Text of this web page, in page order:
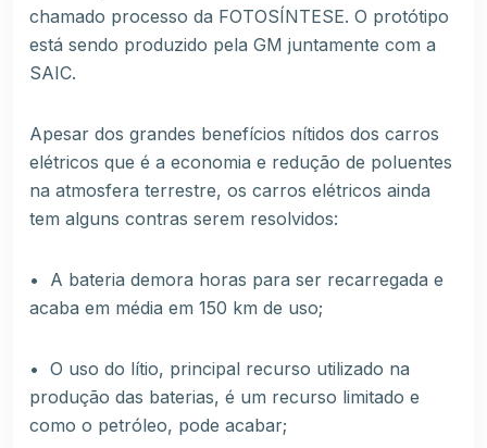
chamado processo da FOTOSÍNTESE. O protótipo
está sendo produzido pela GM juntamente com a
SAIC.
Apesar dos grandes benefícios nítidos dos carros
elétricos que é a economia e redução de poluentes
na atmosfera terrestre, os carros elétricos ainda
tem alguns contras serem resolvidos:
• A bateria demora horas para ser recarregada e
acaba em média em 150 km de uso;
• O uso do lítio, principal recurso utilizado na
produção das baterias, é um recurso limitado e
como o petróleo, pode acabar;